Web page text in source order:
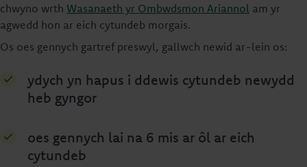
chwyno wrth Wasanaeth yr Ombwdsmon Ariannol am yr
agwedd hon ar eich cytundeb morgais.
Os oes gennych gartref preswyl, gallwch newid ar-lein os:
ydych yn hapus i ddewis cytundeb newydd
heb gyngor
oes gennych lai na 6 mis ar ôl ar eich
cytundeb